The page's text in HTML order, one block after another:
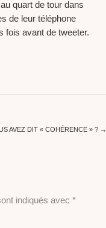
quart de tour dans
de leur téléphone
fois avant de tweeter.
AVEZ DIT « COHÉRENCE » ? →
indiqués avec *